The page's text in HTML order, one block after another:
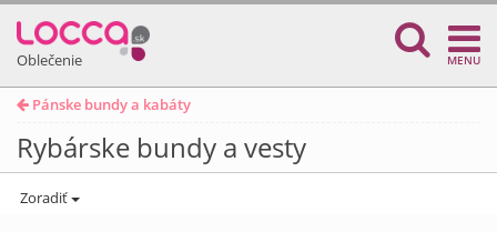
Oblečenie MENU
Pánske bundy a kabáty
Rybárske bundy a vesty
Zoradiť